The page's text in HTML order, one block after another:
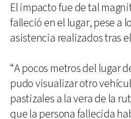
El impacto fue de tal
falleció en el lugar, pese a
asistencia realizados tras
“A pocos metros del lugar
pudo visualizar otro
pastizales a la vera de la
que la persona fallecida